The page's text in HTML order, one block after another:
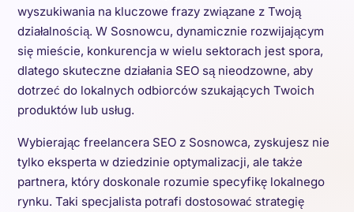
wyszukiwania na kluczowe frazy związane z Twoją
działalnością. W Sosnowcu, dynamicznie rozwijającym
się mieście, konkurencja w wielu sektorach jest spora,
dlatego skuteczne działania SEO są nieodzowne, aby
dotrzeć do lokalnych odbiorców szukających Twoich
produktów lub usług.
Wybierając freelancera SEO z Sosnowca, zyskujesz nie
tylko eksperta w dziedzinie optymalizacji, ale także
partnera, który doskonale rozumie specyfikę lokalnego
rynku. Taki specjalista potrafi dostosować strategię